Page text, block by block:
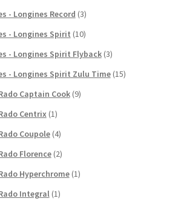
- Longines Record (3)
- Longines Spirit (10)
- Longines Spirit Flyback (3)
- Longines Spirit Zulu Time (15)
Captain Cook (9)
Centrix (1)
Coupole (4)
Florence (2)
Hyperchrome (1)
Integral (1)